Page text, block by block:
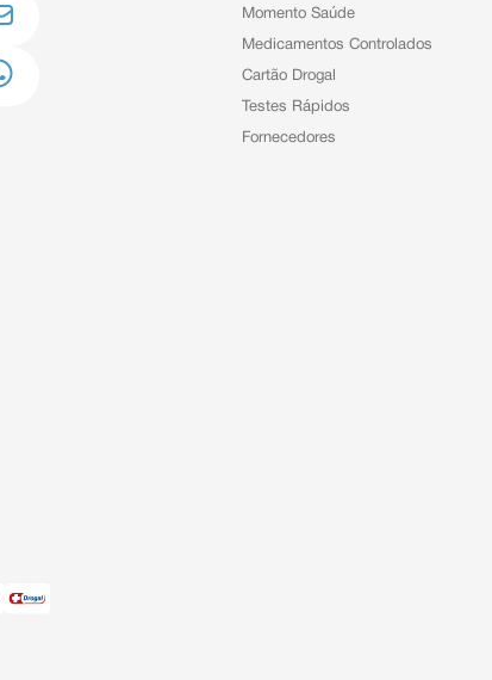
Momento Saúde
Medicamentos Controlados
Cartão Drogal
Testes Rápidos
Fornecedores